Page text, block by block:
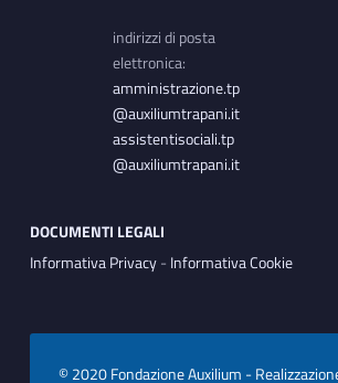
indirizzi di posta
elettronica:
amministrazione.tp
@auxiliumtrapani.it
assistentisociali.tp
@auxiliumtrapani.it
DOCUMENTI LEGALI
Informativa Privacy- Informativa Cookie
© 2020 Fondazione Auxilium -